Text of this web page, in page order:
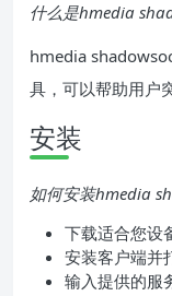
什么是hmedia
hmedia
具，可以帮助用户
安装
如何安装hmedia
下载适合您设
安装客户端并
输入提供的服